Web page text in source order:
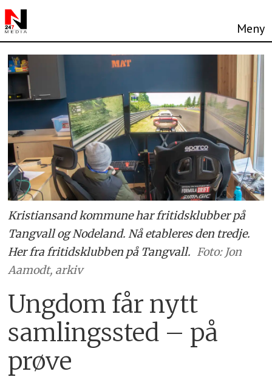
Kristiansand kommune har fritidsklubber på
Tangvall og Nodeland. Nå etableres den tredje.
Her fra fritidsklubben på Tangvall. Foto: Jon
Aamodt, arkiv
Ungdom får nytt
samlingssted – på
prøve